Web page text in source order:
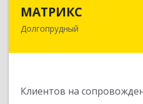
МАТРИКС
Долгопрудный
Клиентов на
141707, Московская